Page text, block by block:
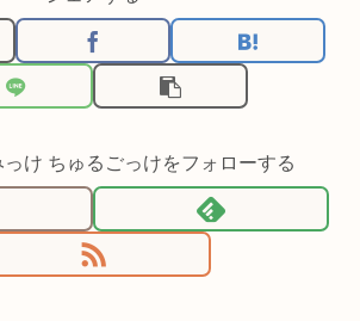
け ちゅるごっけをフォローする